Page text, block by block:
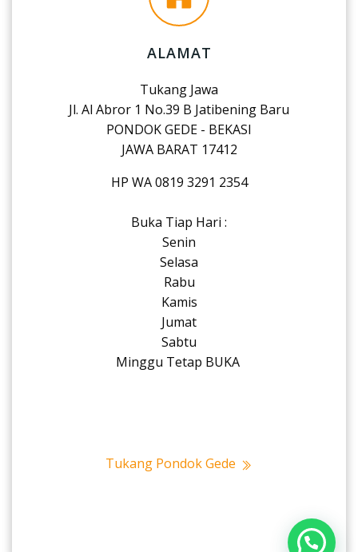
ALAMAT
Tukang Jawa
Jl. Al Abror 1 No.39 B Jatibening Baru
PONDOK GEDE - BEKASI
JAWA BARAT 17412
HP WA 0819 3291 2354
Buka Tiap Hari :
Senin
Selasa
Rabu
Kamis
Jumat
Sabtu
Minggu Tetap BUKA
Tukang Pondok Gede